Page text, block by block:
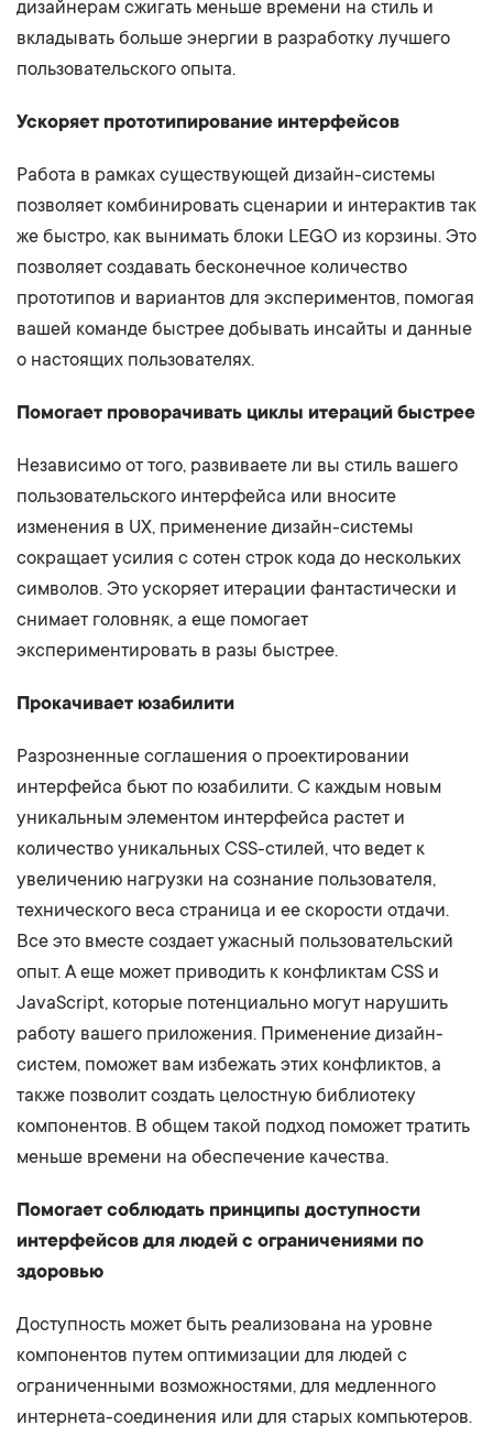
дизайнерам сжигать меньше времени на стиль и
вкладывать больше энергии в разработку лучшего
пользовательского опыта.
Ускоряет прототипирование интерфейсов
Работа в рамках существующей дизайн-системы
позволяет комбинировать сценарии и интерактив так
же быстро, как вынимать блоки LEGO из корзины. Это
позволяет создавать бесконечное количество
прототипов и вариантов для экспериментов, помогая
вашей команде быстрее добывать инсайты и данные
о настоящих пользователях.
Помогает проворачивать циклы итераций быстрее
Независимо от того, развиваете ли вы стиль вашего
пользовательского интерфейса или вносите
изменения в UX, применение дизайн-системы
сокращает усилия с сотен строк кода до нескольких
символов. Это ускоряет итерации фантастически и
снимает головняк, а еще помогает
экспериментировать в разы быстрее.
Прокачивает юзабилити
Разрозненные соглашения о проектировании
интерфейса бьют по юзабилити. С каждым новым
уникальным элементом интерфейса растет и
количество уникальных CSS-стилей, что ведет к
увеличению нагрузки на сознание пользователя,
технического веса страница и ее скорости отдачи.
Все это вместе создает ужасный пользовательский
опыт. А еще может приводить к конфликтам CSS и
JavaScript, которые потенциально могут нарушить
работу вашего приложения. Применение дизайн-
систем, поможет вам избежать этих конфликтов, а
также позволит создать целостную библиотеку
компонентов. В общем такой подход поможет тратить
меньше времени на обеспечение качества.
Помогает соблюдать принципы доступности
интерфейсов для людей с ограничениями по
здоровью
Доступность может быть реализована на уровне
компонентов путем оптимизации для людей с
ограниченными возможностями, для медленного
интернета-соединения или для старых компьютеров.